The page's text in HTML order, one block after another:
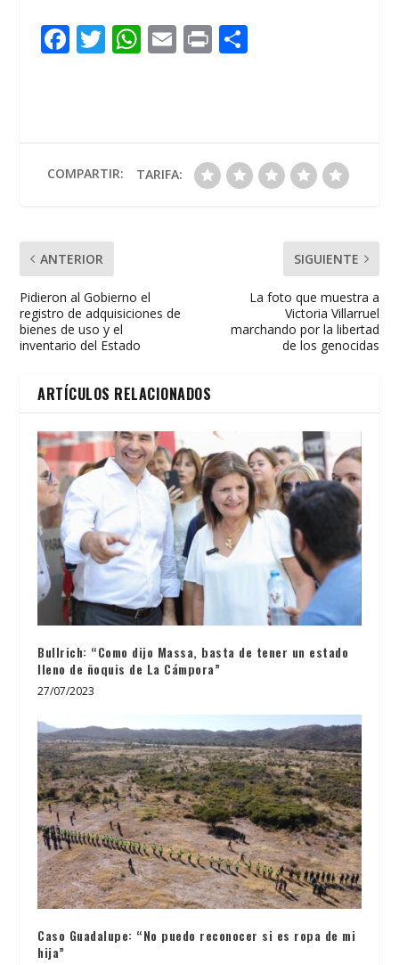
F
o
o
T W
A
p
E Pr
ar
ti
COMPARTIR: TARIFA:
ANTERIOR
Pidieron al Gobierno el
registro de adquisiciones de
bienes de uso y el
inventario del Estado
SIGUIENTE
La foto que muestra a
Victoria Villarruel
marchando por la libertad
de los genocidas
ARTÍCULOS RELACIONADOS
Bullrich: “Como dijo Massa, basta de tener un estado
lleno de ñoquis de La Cámpora”
27/07/2023
Caso Guadalupe: “No puedo reconocer si es ropa de mi
hija”